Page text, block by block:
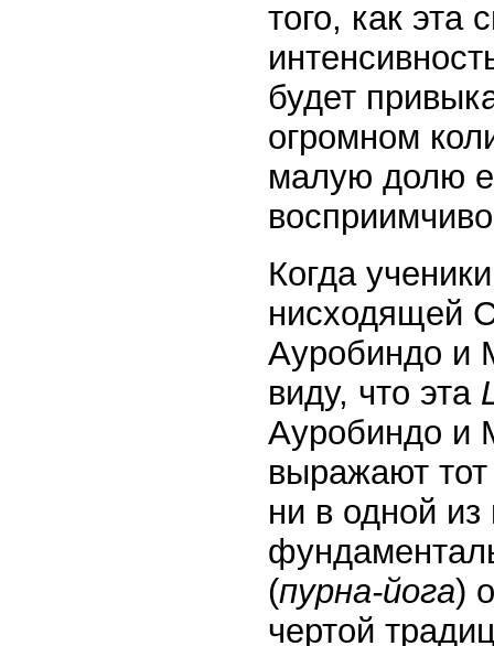
того, как эта
будет
огромном
малую долю
Когда
нисходящей
Ауробиндо и
виду, что эта
Ауробиндо и
выражают
ни в одной
(пурна-йога)
чертой